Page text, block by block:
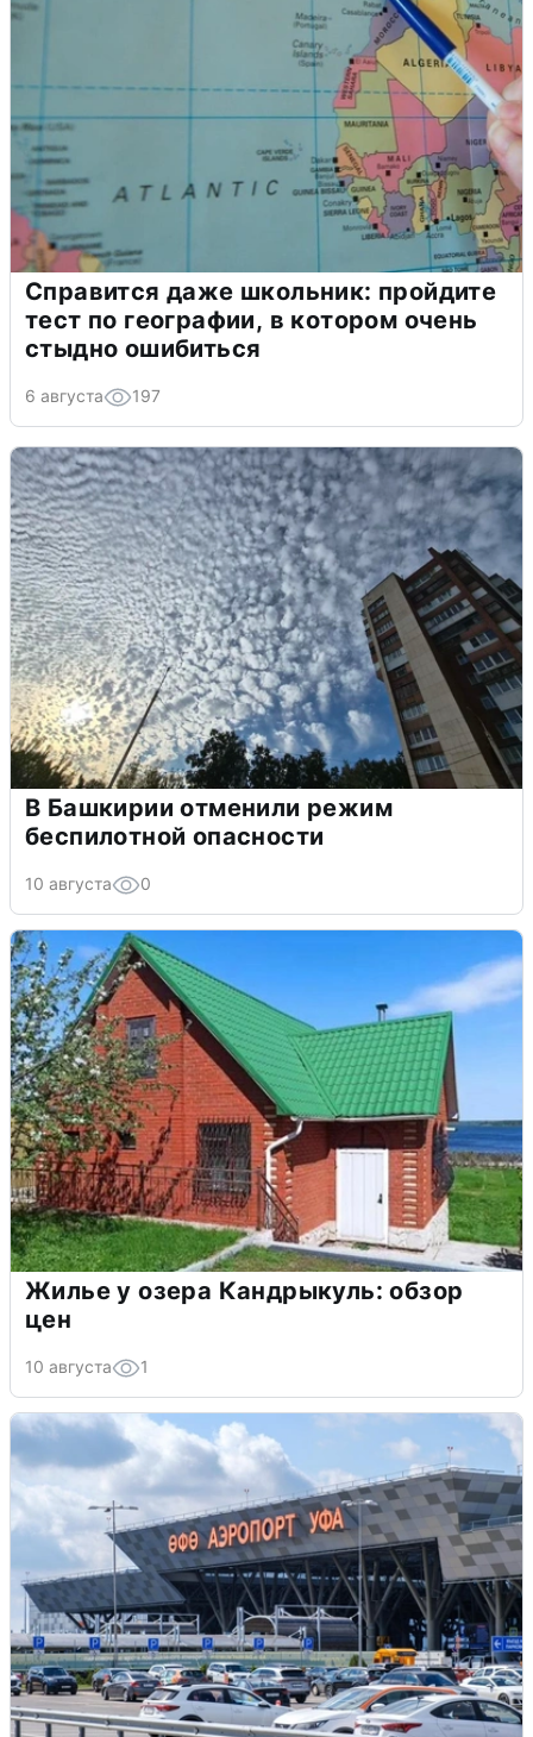
Справится даже школьник: пройдите
тест по географии, в котором очень
стыдно ошибиться
6 августа 197
В Башкирии отменили режим
беспилотной опасности
10 августа 0
Жилье у озера Кандрыкуль: обзор
цен
10 августа 1